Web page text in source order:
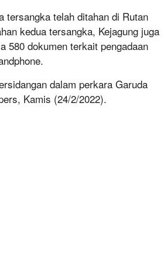
tersangka telah ditahan di Rutan
kedua tersangka, Kejagung juga
580 dokumen terkait pengadaan
dalam perkara Garuda
Kamis (24/2/2022).